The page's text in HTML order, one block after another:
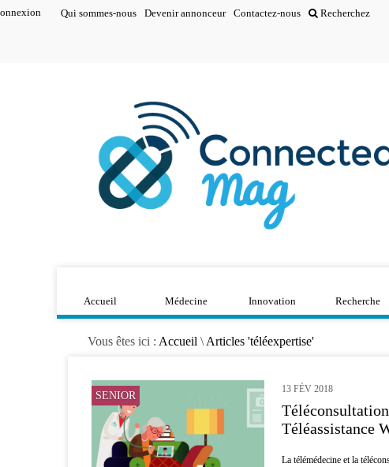
Qui sommes-nous Devenir annonceur Contactez-nous Recherchez
Accueil Médecine Innovation Recherche
Vous êtes ici : Accueil \ Articles 'téléexpertise'
SENIOR
13 FÉV 2018
Téléassistance
La télémédecine et la